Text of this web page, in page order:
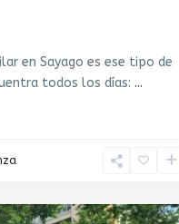
en Sayago es ese tipo de
todos los días: ...